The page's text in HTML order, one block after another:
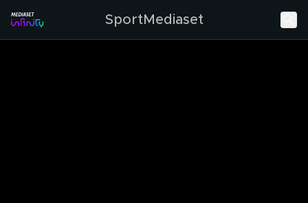
SportMediaset